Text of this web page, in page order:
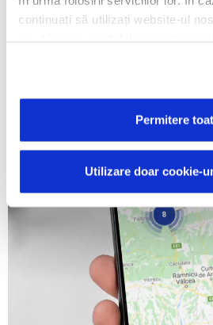
continuați să utilizați website-ul
Permitere
Utilizare doar cookie-